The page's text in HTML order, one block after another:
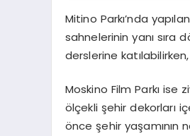
Mitino Parkı’nda
sahnelerinin yanı sıra
derslerine
Moskino Film Parkı ise
ölçekli şehir dekorları
önce şehir yaşamının